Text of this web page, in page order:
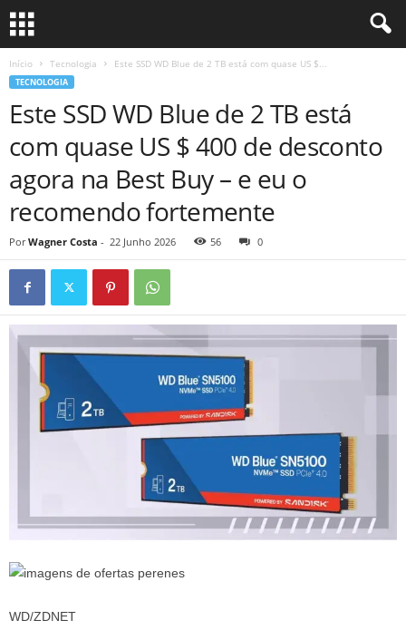
Início Tecnologia Este SSD WD Blue de 2 TB está com quase US $...
TECNOLOGIA
Este SSD WD Blue de 2 TB está
com quase US $ 400 de desconto
agora na Best Buy – e eu o
recomendo fortemente
Por Wagner Costa - 22 Junho 2026 56 0
WD/ZDNET